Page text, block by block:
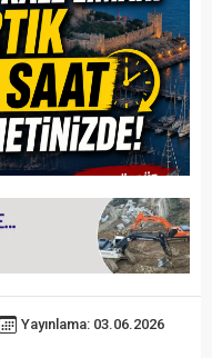
Yayınlama: 03.06.2026